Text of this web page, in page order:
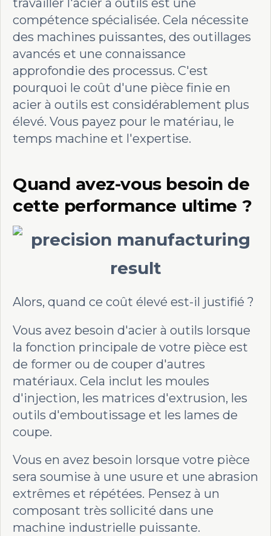
travailler l'acier à outils est une
compétence spécialisée. Cela nécessite
des machines puissantes, des outillages
avancés et une connaissance
approfondie des processus. C'est
pourquoi le coût d'une pièce finie en
acier à outils est considérablement plus
élevé. Vous payez pour le matériau, le
temps machine et l'expertise.
Quand avez-vous besoin de
cette performance ultime ?
Alors, quand ce coût élevé est-il justifié ?
Vous avez besoin d'acier à outils lorsque
la fonction principale de votre pièce est
de former ou de couper d'autres
matériaux. Cela inclut les moules
d'injection, les matrices d'extrusion, les
outils d'emboutissage et les lames de
coupe.
Vous en avez besoin lorsque votre pièce
sera soumise à une usure et une abrasion
extrêmes et répétées. Pensez à un
composant très sollicité dans une
machine industrielle puissante.